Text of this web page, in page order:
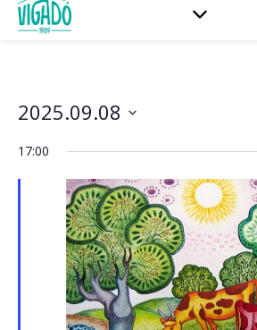
2025.09.08
kiválasztása.
17:00